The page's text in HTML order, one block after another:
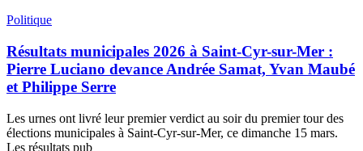
Politique
Résultats municipales 2026 à Saint-Cyr-sur-Mer :
Pierre Luciano devance Andrée Samat, Yvan Maubé
et Philippe Serre
Les urnes ont livré leur premier verdict au soir du premier tour des
élections municipales à Saint-Cyr-sur-Mer, ce dimanche 15 mars.
Les résultats pub